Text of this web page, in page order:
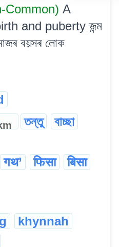
Common) A
and puberty জন্ম
বয়সৰ লোক
তন্তু
বাচ্ছা
गथ’ फिसा
बिसा
khynnah